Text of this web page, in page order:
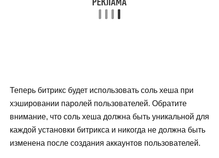
Теперь битрикс будет использовать соль хеша при
хэшировании паролей пользователей. Обратите
внимание, что соль хеша должна быть уникальной для
каждой установки битрикса и никогда не должна быть
изменена после создания аккаунтов пользователей.